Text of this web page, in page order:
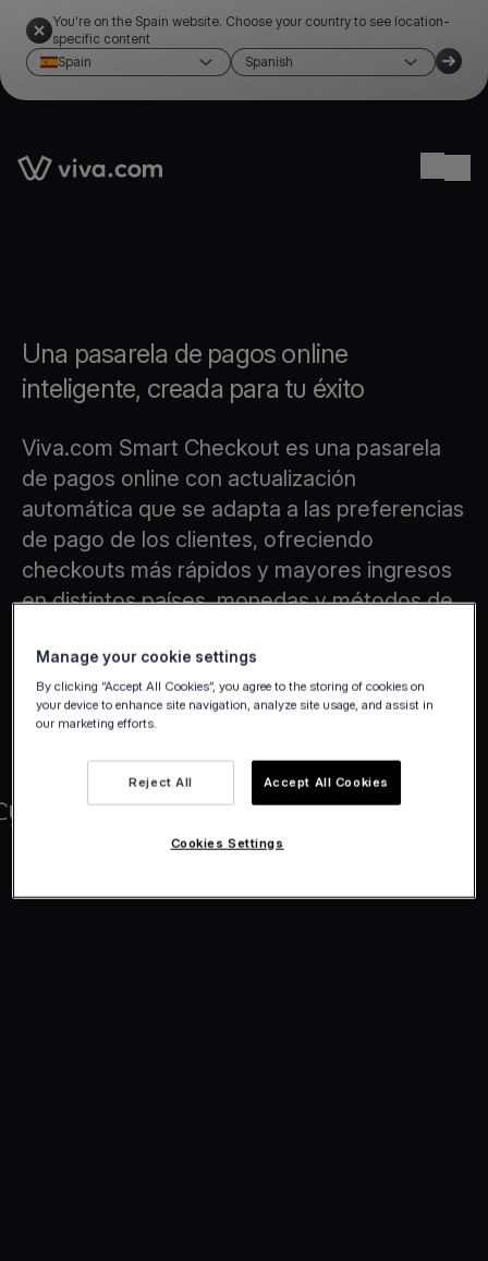
You're on the Spain website. Choose your country to see location-
specific content
Spain
Spanish
Link to the homepage
Una pasarela de pagos online
inteligente, creada para tu éxito
Viva.com Smart Checkout es una pasarela
de pagos online con actualización
automática que se adapta a las preferencias
de pago de los clientes, ofreciendo
checkouts más rápidos y mayores ingresos
en distintos países, monedas y métodos de
Manage your cookie settings
By clicking “Accept All Cookies”, you agree to the storing of cookies on
your device to enhance site navigation, analyze site usage, and assist in
our marketing efforts.
Reject All Accept All Cookies
Cookies Settings